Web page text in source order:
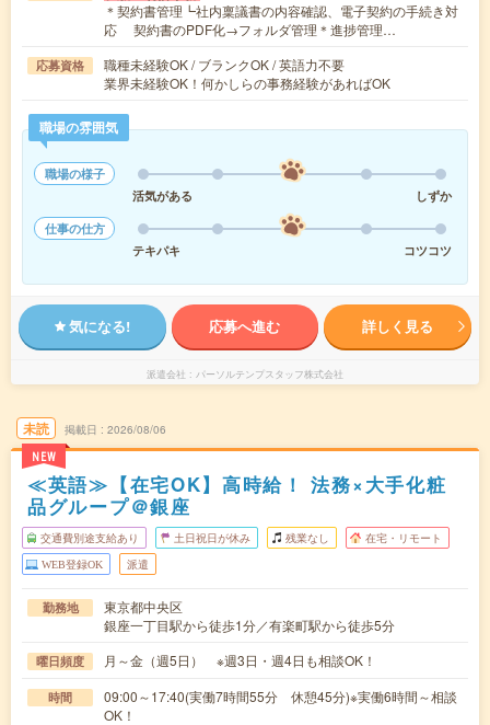
＊契約書管理┗社内稟議書の内容確認、電子契約の手続き対
応 契約書のPDF化→フォルダ管理＊進捗管理…
応募資格
職種未経験OK / ブランクOK / 英語力不要
業界未経験OK！何かしらの事務経験があればOK
職場の雰囲気
職場の様子
活気がある
しずか
仕事の仕方
テキパキ
コツコツ
気になる! 応募へ進む 詳しく見る
派遣会社 パーソルテンプスタッフ株式会社
未読
NEW
掲載日 2026/08/06
≪英語≫【在宅OK】高時給！ 法務×大手化粧
品グループ＠銀座
交通費別途支給あり 土日祝日が休み 残業なし 在宅・リモート
WEB登録OK 派遣
勤務地
東京都中央区
銀座一丁目駅から徒歩1分／有楽町駅から徒歩5分
曜日頻度 月～金（週5日） ※週3日・週4日も相談OK！
時間
09:00～17:40(実働7時間55分 休憩45分)※実働6時間～相談
OK！